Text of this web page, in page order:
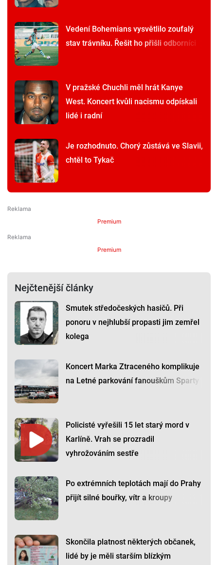
Vedení Bohemians vysvětlilo zoufalý
stav trávníku. Řešit ho přišli odborníci
V pražské Chuchli měl hrát Kanye
West. Koncert kvůli nacismu odpískali
lidé i radní
Je rozhodnuto. Chorý zůstává ve Slavii,
chtěl to Tykač
Premium
Premium
Nejčtenější články
Smutek středočeských hasičů. Při
ponoru v nejhlubší propasti jim zemřel
kolega
Koncert Marka Ztraceného komplikuje
na Letné parkování fanouškům Sparty
Policisté vyřešili 15 let starý mord v
Karlíně. Vrah se prozradil
vyhrožováním sestře
Po extrémních teplotách mají do Prahy
přijít silné bouřky, vítr a kroupy
Skončila platnost některých občanek,
lidé by je měli starším blízkým